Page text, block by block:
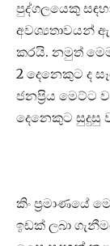
පුද්ගලයෙකු
අවශ්‍යතාවයන්
කරයි. නමුත්
2 දෙනෙකුට ද
ජනප්‍රිය මෙට්ට
දෙනෙකුට සුදුසු
කිං ප්‍රමාණයේ
ඉඩක් ලබා